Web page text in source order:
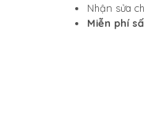
Nhận sửa
Miễn phí